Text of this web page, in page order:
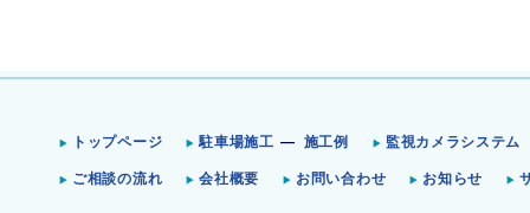
トップページ 駐車場施工 施工例 監視カメラシステム
ご相談の流れ 会社概要 お問い合わせ お知らせ